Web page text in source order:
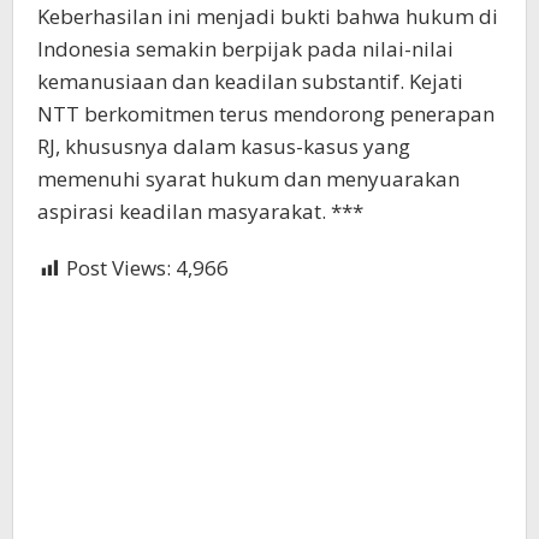
Keberhasilan ini menjadi bukti bahwa hukum di
Indonesia semakin berpijak pada nilai-nilai
kemanusiaan dan keadilan substantif. Kejati
NTT berkomitmen terus mendorong penerapan
RJ, khususnya dalam kasus-kasus yang
memenuhi syarat hukum dan menyuarakan
aspirasi keadilan masyarakat. ***
Post Views: 4,966